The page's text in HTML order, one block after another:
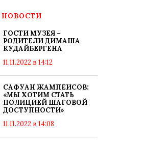
ГОСТИ МУЗЕЯ –
РОДИТЕЛИ ДИМАША
КУДАЙБЕРГЕНА
11.11.2022 в 14:12
САФУАН ЖАМПЕИСОВ:
«МЫ ХОТИМ СТАТЬ
ПОЛИЦИЕЙ ШАГОВОЙ
ДОСТУПНОСТИ»
11.11.2022 в 14:08